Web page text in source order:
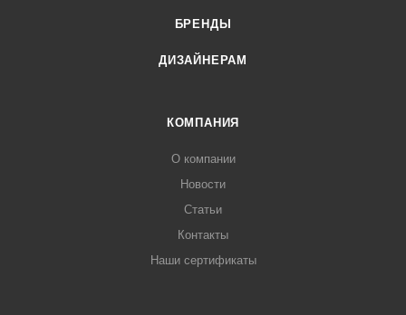
БРЕНДЫ
ДИЗАЙНЕРАМ
КОМПАНИЯ
О компании
Новости
Статьи
Контакты
Наши сертификаты